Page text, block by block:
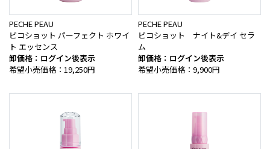
PECHE PEAU
ピコショット パーフェクト ホワイ
ト エッセンス
卸価格：ログイン後表示
希望小売価格：19,250円
PECHE PEAU
ピコショット ナイト&デイ セラ
ム
卸価格：ログイン後表示
希望小売価格：9,900円